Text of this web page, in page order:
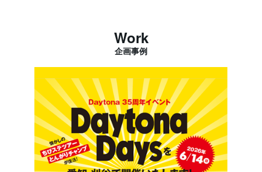
Work
企画事例